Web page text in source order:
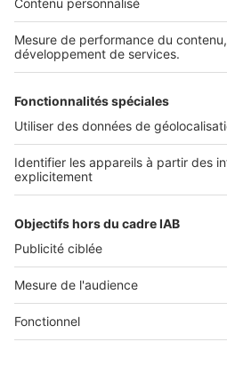
Nos solutions pro
Actualités pro
Nous contacter
Connexion à My SeLoger Pro
Espace Presse